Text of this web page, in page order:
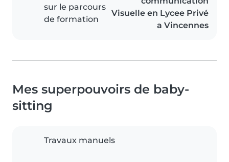
sur le parcours
de formation
Visuelle en Lycee Privé
a Vincennes
Mes superpouvoirs de baby-
sitting
Travaux manuels